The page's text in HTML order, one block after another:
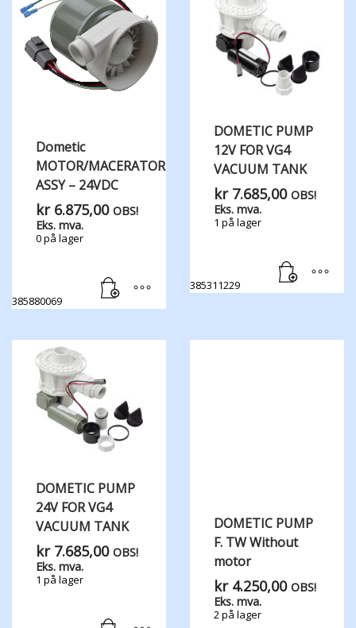
Dometic
MOTOR/MACERATOR
ASSY – 24VDC
kr6.875,00 OBS!
Eks. mva.
0 på lager
385880069
DOMETIC PUMP
12V FOR VG4
VACUUM TANK
kr7.685,00 OBS!
Eks. mva.
1 på lager
385311229
DOMETIC PUMP
24V FOR VG4
VACUUM TANK
kr7.685,00 OBS!
Eks. mva.
1 på lager
DOMETIC PUMP
F. TW Without
motor
kr4.250,00 OBS!
Eks. mva.
2 på lager